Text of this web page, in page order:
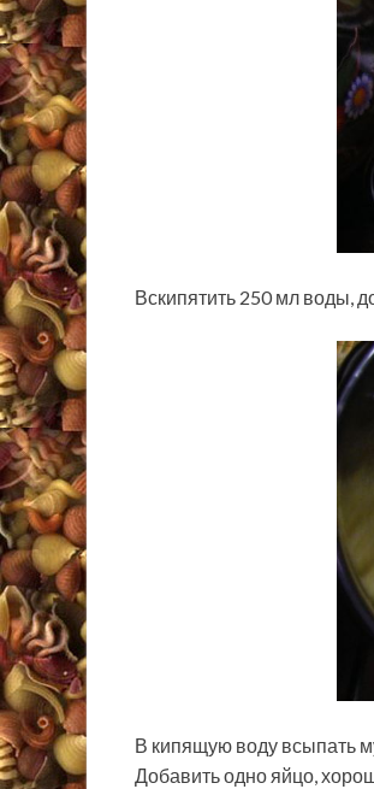
Вскипятить 250 мл воды,
В кипящую воду всыпать
Добавить одно яйцо,